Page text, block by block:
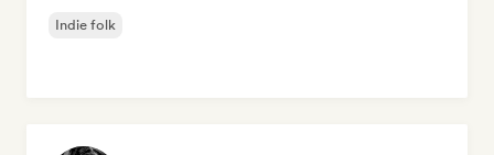
Indie folk